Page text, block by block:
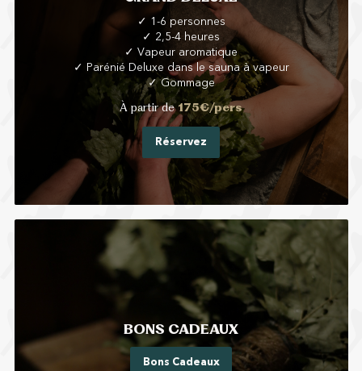
✓ 1-6 personnes
✓ 2,5-4 heures
✓ Vapeur aromatique
✓ Parénié Deluxe dans le sauna à vapeur
✓ Gommage
À partir de 175€/pers
Réservez
BONS CADEAUX
Bons Cadeaux